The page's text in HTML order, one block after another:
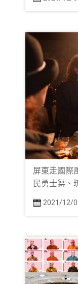
屏東走國際
民勇士舞、
2021/12/